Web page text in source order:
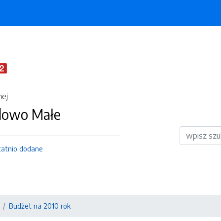
Małe
dodane
Budżet na 2010 rok